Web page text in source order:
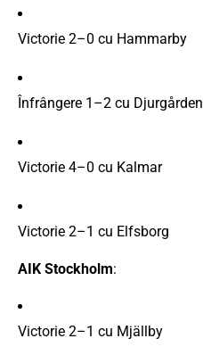
Victorie 2–0 cu Hammarby
Înfrângere 1–2 cu Djurgården
Victorie 4–0 cu Kalmar
Victorie 2–1 cu Elfsborg
AIK Stockholm:
Victorie 2–1 cu Mjällby